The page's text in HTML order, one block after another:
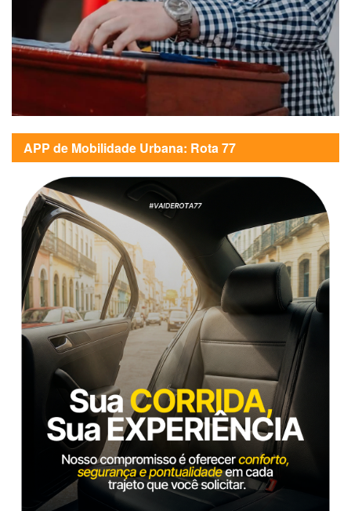
APP de Mobilidade Urbana: Rota 77